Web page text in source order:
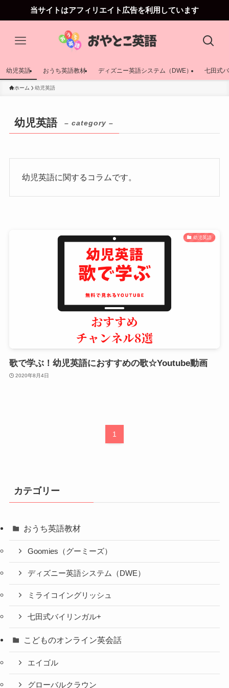
当サイトはアフィリエイト広告を利用しています
幼児英語 おうち英語教材 ディズニー英語システム（DWE） 七田式
ホーム 幼児英語
幼児英語 – category –
幼児英語に関するコラムです。
幼児英語
歌で学ぶ！幼児英語におすすめの歌☆Youtube動画
2020年8月4日
1
カテゴリー
おうち英語教材
Goomies（グーミーズ）
ディズニー英語システム（DWE）
ミライコイングリッシュ
七田式バイリンガル+
こどものオンライン英会話
エイゴル
グローバルクラウン